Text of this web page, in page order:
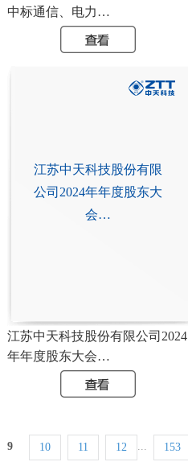
中标通信、电力…
江苏中天科技股份有限
公司2024年年度股东大
会…
江苏中天科技股份有限公司2024
年年度股东大会…
9 10 11 12 ... 153